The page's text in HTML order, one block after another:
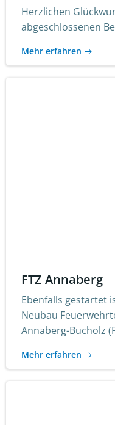
Herzlichen
abgeschlossenen
Mehr erfahren
FTZ Annaberg
Ebenfalls gestartet
Neubau
Annaberg-Bucholz
Mehr erfahren